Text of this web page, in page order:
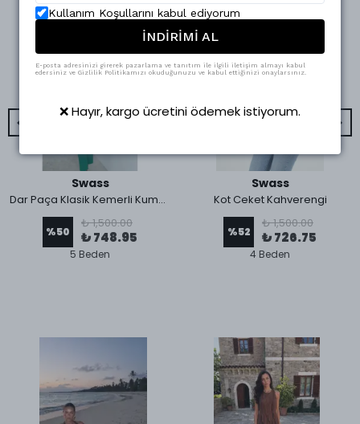
Swass
Dar Paça Klasik Kemerli Kumaş Pantolon Koyu Yeşil
%50
₺ 1,500.00
₺ 748.95
5 Beden
Swass
Kot Ceket Kahverengi
%52
₺ 1,500.00
₺ 726.75
4 Beden
Kullanım Koşullarını kabul ediyorum
İNDİRİMİ AL
E-posta adresinizi girerek pazarlama ve tanıtım ile ilgili iletişim almayı kabul
edersiniz ve Gizlilik Politikamızı okuduğunuzu ve kabul ettiğinizi onaylarsınız.
❌ Hayır, kargo ücretini ödemek istiyorum.